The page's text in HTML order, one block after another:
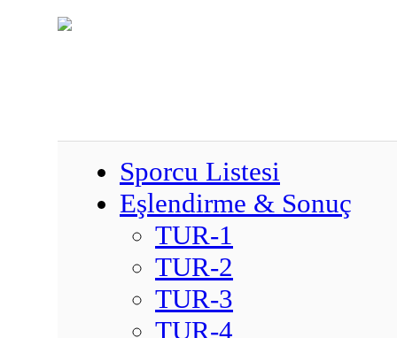
Sporcu Listesi
Eşlendirme & Sonuç
TUR-1
TUR-2
TUR-3
TUR-4